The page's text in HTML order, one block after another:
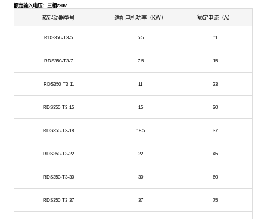
额定输入电压：三相220V
软起动器型号 适配电机功率（KW） 额定电流（A）
RDS350-T3-5 5.5 11
RDS350-T3-7 7.5 15
RDS350-T3-11 11 23
RDS350-T3-15 15 30
RDS350-T3-18 18.5 37
RDS350-T3-22 22 45
RDS350-T3-30 30 60
RDS350-T3-37 37 75